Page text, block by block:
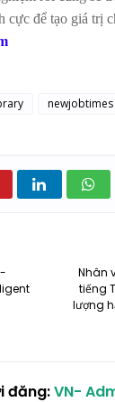
cực để tạo giá trị
newjobtimes
Nhân
tiếng
lượng
đăng:VN-